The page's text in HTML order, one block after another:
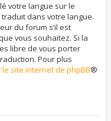
votre langue sur le
dans votre langue.
du forum s’il est
vous souhaitez. Si la
libre de vous porter
Pour plus
le site internet de phpBB®